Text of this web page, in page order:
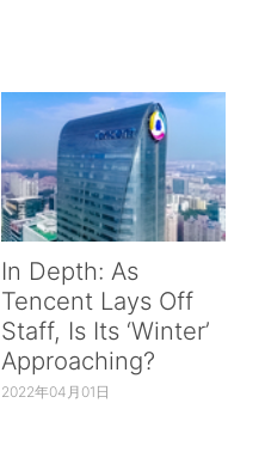
In Depth: As
Tencent Lays Off
Staff, Is Its ‘Winter’
Approaching?
2022年04月01日